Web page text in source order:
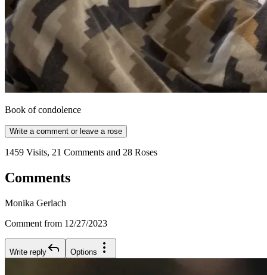
Book of condolence
Write a comment or leave a rose
1459 Visits, 21 Comments and 28 Roses
Comments
Monika Gerlach
Comment from 12/27/2023
Write reply Options